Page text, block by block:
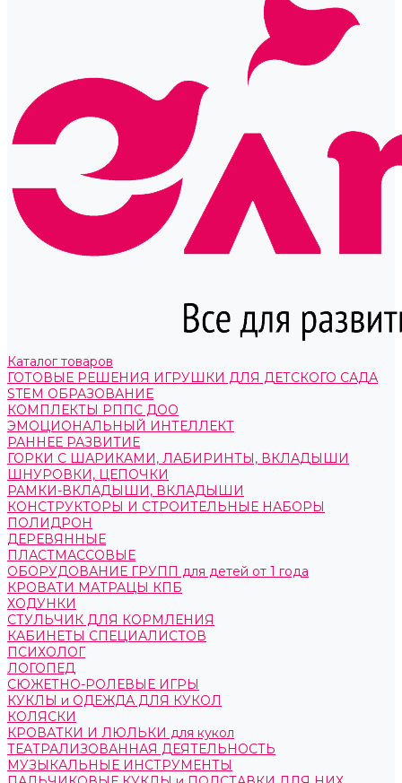
Каталог товаров
ГОТОВЫЕ РЕШЕНИЯ ИГРУШКИ ДЛЯ ДЕТСКОГО САДА
STEM ОБРАЗОВАНИЕ
КОМПЛЕКТЫ РППС ДОО
ЭМОЦИОНАЛЬНЫЙ ИНТЕЛЛЕКТ
РАННЕЕ РАЗВИТИЕ
ГОРКИ С ШАРИКАМИ, ЛАБИРИНТЫ, ВКЛАДЫШИ
ШНУРОВКИ, ЦЕПОЧКИ
РАМКИ-ВКЛАДЫШИ, ВКЛАДЫШИ
КОНСТРУКТОРЫ И СТРОИТЕЛЬНЫЕ НАБОРЫ
ПОЛИДРОН
ДЕРЕВЯННЫЕ
ПЛАСТМАССОВЫЕ
ОБОРУДОВАНИЕ ГРУПП для детей от 1 года
КРОВАТИ МАТРАЦЫ КПБ
ХОДУНКИ
СТУЛЬЧИК ДЛЯ КОРМЛЕНИЯ
КАБИНЕТЫ СПЕЦИАЛИСТОВ
ПСИХОЛОГ
ЛОГОПЕД
СЮЖЕТНО-РОЛЕВЫЕ ИГРЫ
КУКЛЫ и ОДЕЖДА ДЛЯ КУКОЛ
КОЛЯСКИ
КРОВАТКИ И ЛЮЛЬКИ для кукол
ТЕАТРАЛИЗОВАННАЯ ДЕЯТЕЛЬНОСТЬ
МУЗЫКАЛЬНЫЕ ИНСТРУМЕНТЫ